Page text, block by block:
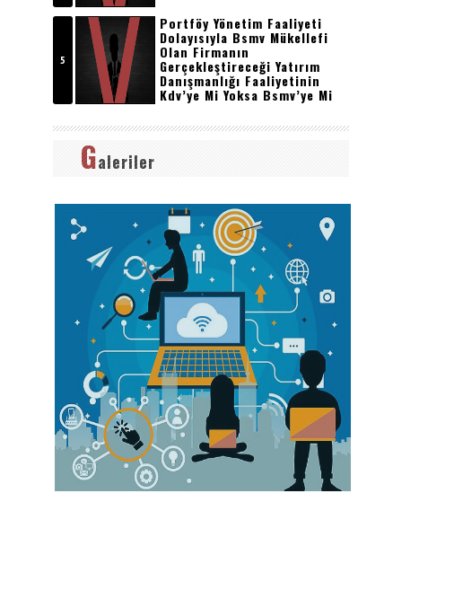
Portföy Yönetim Faaliyeti
Dolayısıyla Bsmv Mükellefi
Olan Firmanın
Gerçekleştireceği Yatırım
Danışmanlığı Faaliyetinin
Kdv’ye Mi Yoksa Bsmv’ye Mi
Tabi Olduğu.
Galeriler